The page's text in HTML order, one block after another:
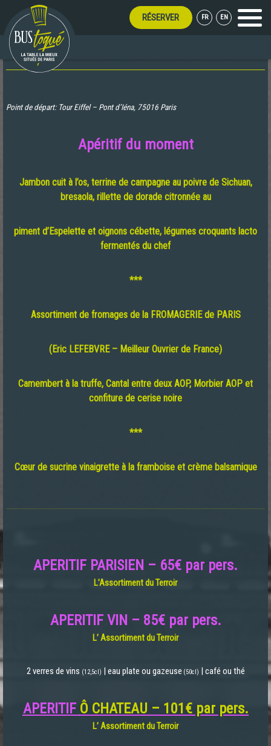
RÉSERVER FR EN Menu
Point de départ: Tour Eiffel – Pont d’Iéna, 75016 Paris
Apéritif du moment
Jambon cuit à l’os, terrine de campagne au poivre de Sichuan,
bresaola, rillette de dorade citronnée au
piment d’Espelette et oignons cébette, légumes croquants lacto
fermentés du chef
***
Assortiment de fromages de la FROMAGERIE de PARIS
(Eric LEFEBVRE – Meilleur Ouvrier de France)
Camembert à la truffe, Cantal entre deux AOP, Morbier AOP et
confiture de cerise noire
***
Cœur de sucrine vinaigrette à la framboise et crème balsamique
APERITIF PARISIEN – 65€ par pers.
L’Assortiment du Terroir
APERITIF VIN – 85€ par pers.
L’ Assortiment du Terroir
2 verres de vins (12,5cl) | eau plate ou gazeuse (50cl) | café ou thé
APERITIF Ô CHATEAU – 101€ par pers.
L’ Assortiment du Terroir